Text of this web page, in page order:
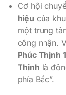
Cơ hội
hiệu của
một trung
công nhận.
Phúc Thịnh
Thịnh là
phía Bắc”.